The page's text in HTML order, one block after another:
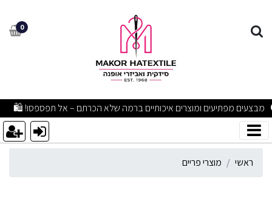
מוצרי פריים 0
מבצעים מפתיעים ומוצרים איכותיים ברמה שלא הכרתם – אל
ראשי מוצרי פריים